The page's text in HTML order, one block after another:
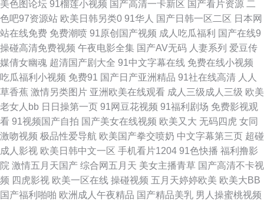
产精品 亚洲精品国产成人 日韩高清无码社区 五月激情家庭教师婷婷 深夜av
欧美性爱亚洲 桃花91 深夜色情污网址 色欲香淫综合 婷婷五月天乱 深爱激情
婷婷五月 久久香蕉狼人影视 中文字幕人妻无码三区 AV手机在线播放不卡 日
韩妞妞黄色网 91论坛最新入口 国产98 天天看夜夜撸 91网站播放 激情五月
深爱激情网 午夜男女很黄的视频 91网站不用下载直接观看 男人的天堂91 91
豆花视频18网站 成人看片 日韩第一页在线观看 91免费观看 国产精品9 日韩
免费黄色网址 91国产超碰在线 九九国产久久 影音先锋AV日韩资源 99热色在
美色图论坛 91榴莲小视频 国产高清一卡新区 国产看片资源 二
色吧97资源站 欧美日韩另类0 91华人 国产日韩一区二区 日本网
站在线免费 免费潮喷 91原创国产视频 成人吃瓜福利 国产在线9
操碰高清免费视频 午夜电影全集 国产AV无码 人妻系列 爱豆传
媒倩女幽魂 超清国产剧大全 91中文字幕在线 免费在线小视频
吃瓜福利小视频 免费91 国产日产亚洲精品 91社在线高清 人人
草香蕉 激情另类图片 亚洲欧美在线观看 成人三级成人三级 欧美
老女人bb 日日操第一页 91网豆花视频 91福利剧场 免费影视观
看 91视频国产自拍 国产美女在线视频 欧美又大 无码四虎 女同
激吻视频 极品性爱导航 欧美国产拳交喷奶 中文字幕第三页 超碰
成人影视 欧美日韩中文一区 手机看片1204 91色快播 福利撸影
院 激情五月天国产 综合网五月天 美女主播青草 国产高清不卡视
频 四虎影视 欧美一区在线 操碰视频 五月天婷婷欧美 欧美大BB
国产福利啪啪 欧洲成人午夜精品 国产精品美乳 男人操蜜桃视频